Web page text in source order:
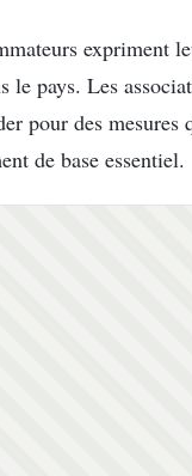
expriment
le pays. Les
pour des
de base essentiel.